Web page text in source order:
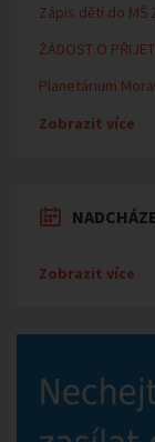
Zápis dětí do
ŽÁDOST O
Planetárium
Zobrazit více
Zobrazit více